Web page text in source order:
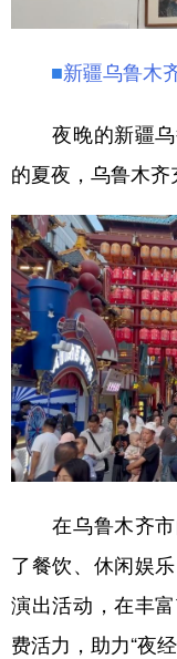
■新疆乌鲁木
夜晚的新疆乌
的夏夜，乌鲁木齐
在乌鲁木齐市
了餐饮、休闲娱
演出活动，在丰
费活力，助力“夜经